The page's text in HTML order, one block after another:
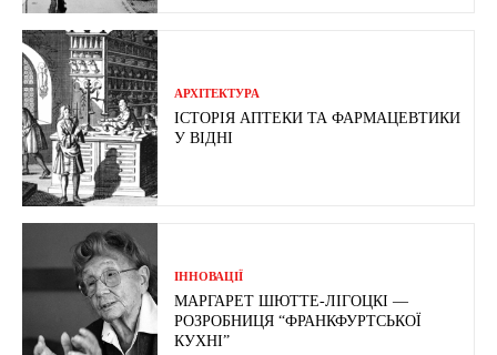
АРХІТЕКТУРА
ІСТОРІЯ АПТЕКИ ТА ФАРМАЦЕВТИКИ
У ВІДНІ
ІННОВАЦІЇ
МАРГАРЕТ ШЮТТЕ-ЛІГОЦКІ —
РОЗРОБНИЦЯ “ФРАНКФУРТСЬКОЇ
КУХНІ”